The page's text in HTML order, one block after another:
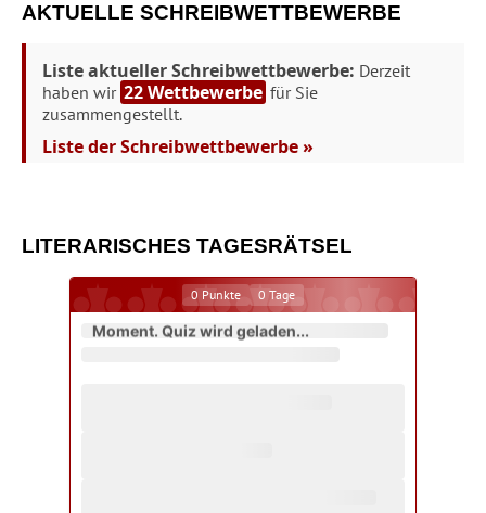
AKTUELLE SCHREIBWETTBEWERBE
Liste aktueller Schreibwettbewerbe: Derzeit
haben wir 22 Wettbewerbe für Sie
zusammengestellt.
Liste der Schreibwettbewerbe »
LITERARISCHES TAGESRÄTSEL
0 Punkte 0 Tage
Moment. Quiz wird geladen...